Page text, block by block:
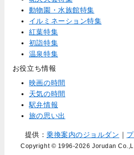
動物園・水族館特集
イルミネーション特集
紅葉特集
初詣特集
温泉特集
お役立ち情報
映画の時間
天気の時間
駅弁情報
旅の思い出
提供：乗換案内のジョルダン ｜
Copyright © 1996-2026 Jorudan